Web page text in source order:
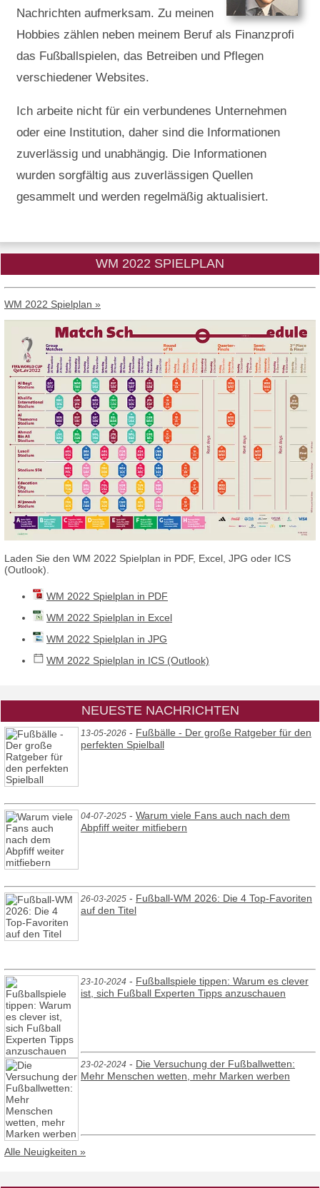
Nachrichten aufmerksam. Zu meinen
Hobbies zählen neben meinem Beruf als Finanzprofi
das Fußballspielen, das Betreiben und Pflegen
verschiedener Websites.
Ich arbeite nicht für ein verbundenes Unternehmen
oder eine Institution, daher sind die Informationen
zuverlässig und unabhängig. Die Informationen
wurden sorgfältig aus zuverlässigen Quellen
gesammelt und werden regelmäßig aktualisiert.
WM 2022 SPIELPLAN
WM 2022 Spielplan »
Laden Sie den WM 2022 Spielplan in PDF, Excel, JPG oder ICS
(Outlook).
WM 2022 Spielplan in PDF
WM 2022 Spielplan in Excel
WM 2022 Spielplan in JPG
WM 2022 Spielplan in ICS (Outlook)
NEUESTE NACHRICHTEN
13-05-2026 - Fußbälle - Der große Ratgeber für den
perfekten Spielball
04-07-2025 - Warum viele Fans auch nach dem
Abpfiff weiter mitfiebern
26-03-2025 - Fußball-WM 2026: Die 4 Top-Favoriten
auf den Titel
23-10-2024 - Fußballspiele tippen: Warum es clever
ist, sich Fußball Experten Tipps anzuschauen
23-02-2024 - Die Versuchung der Fußballwetten:
Mehr Menschen wetten, mehr Marken werben
Alle Neuigkeiten »